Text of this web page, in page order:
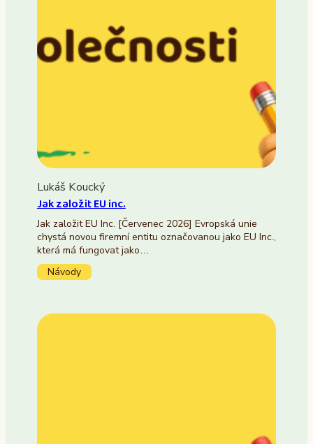
Lukáš Koucký
Jak založit EU inc.
Jak založit EU Inc. [Červenec 2026] Evropská unie
chystá novou firemní entitu označovanou jako EU Inc.,
která má fungovat jako…
Návody